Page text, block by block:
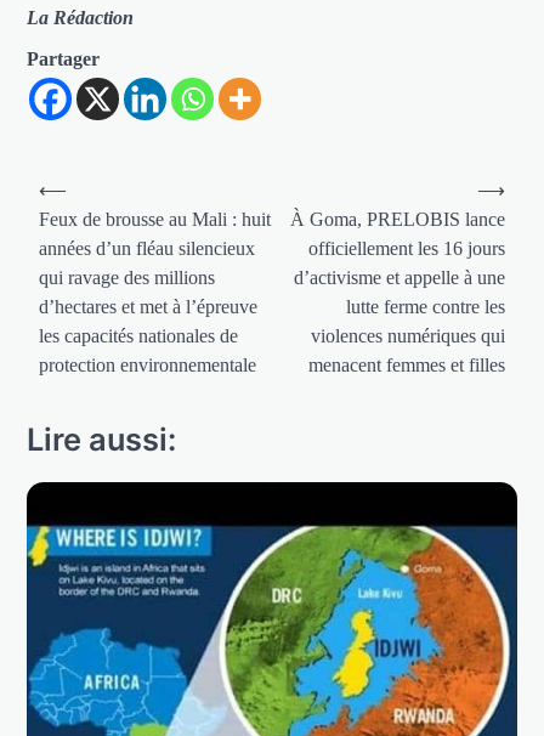
La Rédaction
Partager
Navigation
de
l’article
⟵
Feux de brousse au Mali : huit
années d’un fléau silencieux
qui ravage des millions
d’hectares et met à l’épreuve
les capacités nationales de
protection environnementale
À Goma, PRELOBIS lance
officiellement les 16 jours
d’activisme et appelle à une
lutte ferme contre les
violences numériques qui
menacent femmes et filles
⟶
Lire aussi: